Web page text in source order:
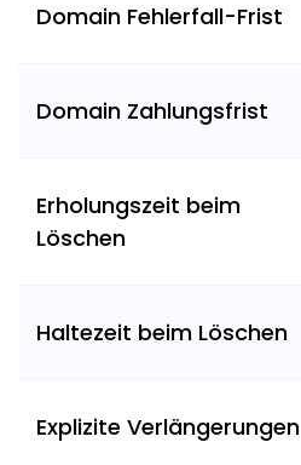
Domain Fehlerfall-Frist
Domain Zahlungsfrist
Erholungszeit beim
Löschen
Haltezeit beim Löschen
Explizite Verlängerungen